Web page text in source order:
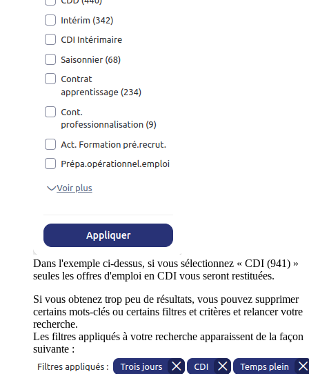
Dans l'exemple ci-dessus, si vous sélectionnez « CDI (941) »
seules les offres d'emploi en CDI vous seront restituées.
Si vous obtenez trop peu de résultats, vous pouvez supprimer
certains mots-clés ou certains filtres et critères et relancer votre
recherche.
Les filtres appliqués à votre recherche apparaissent de la façon
suivante :